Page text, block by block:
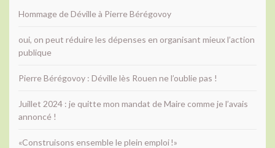
Hommage de Déville à Pierre Bérégovoy
oui, on peut réduire les dépenses en organisant mieux l’action
publique
Pierre Bérégovoy : Déville lès Rouen ne l’oublie pas !
Juillet 2024 : je quitte mon mandat de Maire comme je l’avais
annoncé !
«Construisons ensemble le plein emploi !»